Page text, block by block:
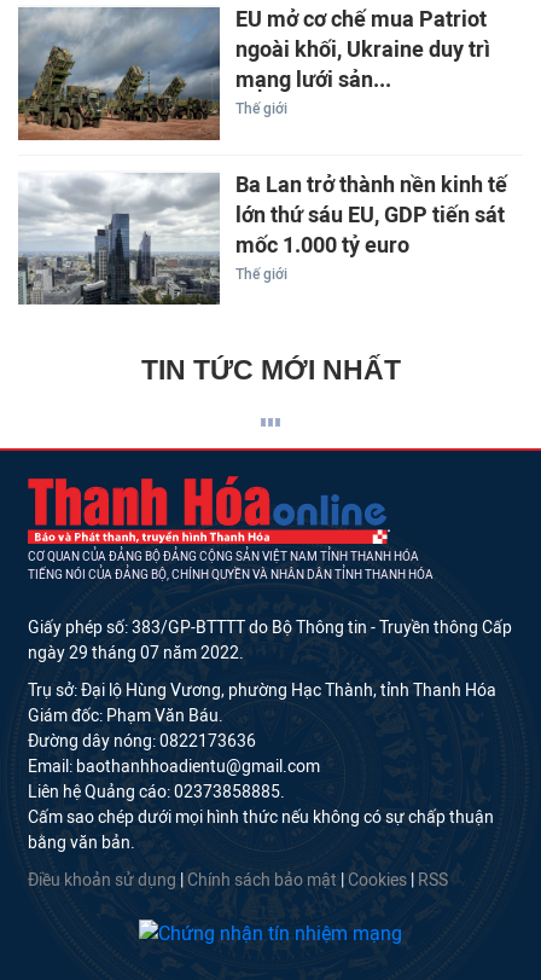
EU mở cơ chế mua Patriot
ngoài khối, Ukraine duy trì
mạng lưới sản...
Thế giới
Ba Lan trở thành nền kinh tế
lớn thứ sáu EU, GDP tiến sát
mốc 1.000 tỷ euro
Thế giới
TIN TỨC MỚI NHẤT
CƠ QUAN CỦA ĐẢNG BỘ ĐẢNG CỘNG SẢN VIỆT NAM TỈNH THANH HÓA
TIẾNG NÓI CỦA ĐẢNG BỘ, CHÍNH QUYỀN VÀ NHÂN DÂN TỈNH THANH HÓA
Giấy phép số: 383/GP-BTTTT do Bộ Thông tin - Truyền thông Cấp
ngày 29 tháng 07 năm 2022.
Trụ sở: Đại lộ Hùng Vương, phường Hạc Thành, tỉnh Thanh Hóa
Giám đốc: Phạm Văn Báu.
Đường dây nóng: 0822173636
Email: baothanhhoadientu@gmail.com
Liên hệ Quảng cáo: 02373858885.
Cấm sao chép dưới mọi hình thức nếu không có sự chấp thuận
bằng văn bản.
Điều khoản sử dụng Chính sách bảo mật Cookies RSS